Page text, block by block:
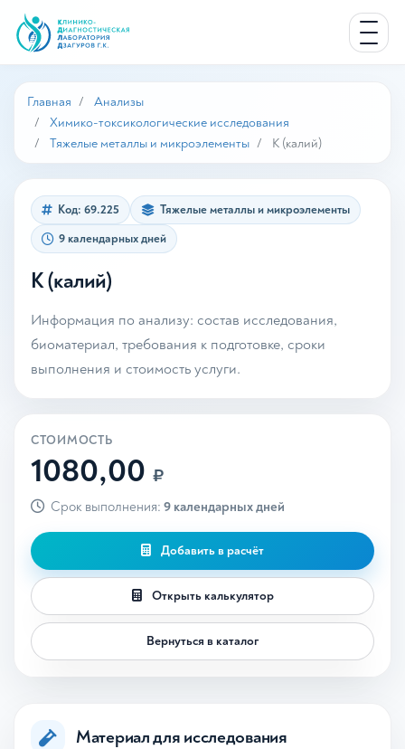
Главная
Анализы
Химико-токсикологические исследования
Тяжелые металлы и микроэлементы
K (калий)
Код: 69.225
Тяжелые металлы и микроэлементы
9 календарных дней
K (калий)
Информация по анализу: состав исследования,
биоматериал, требования к подготовке, сроки
выполнения и стоимость услуги.
СТОИМОСТЬ
1080,00 ₽
Срок выполнения: 9 календарных дней
Добавить в расчёт
Открыть калькулятор
Вернуться в каталог
Материал для исследования